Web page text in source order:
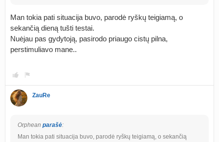
Man tokia pati situacija buvo, parodė ryškų teigiamą, o
sekančią dieną tušti testai.
Nuėjau pas gydytoją, pasirodo priaugo cistų pilna,
perstimuliavo mane..
ZauRe
Orphean parašė:
Man tokia pati situacija buvo, parodė ryškų teigiamą, o sekančią